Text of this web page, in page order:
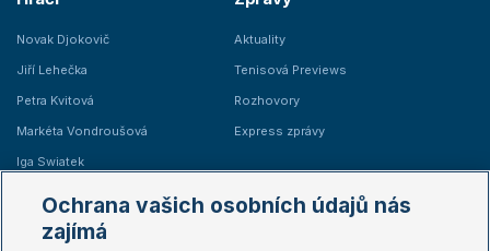
Novak Djokovič
Jiří Lehečka
Petra Kvitová
Markéta Vondroušová
Iga Swiatek
Aktuality
Tenisová Previews
Rozhovory
Express zprávy
Žebříčky
Ochrana vašich osobních údajů nás
zajímá